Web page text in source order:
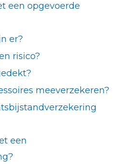
een opgevoerde
er?
risico?
meeverzekeren?
een